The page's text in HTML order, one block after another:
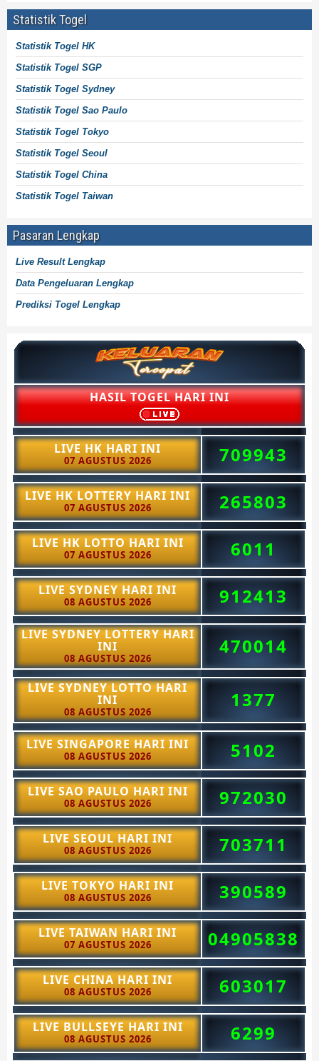
Statistik Togel
Statistik Togel HK
Statistik Togel SGP
Statistik Togel Sydney
Statistik Togel Sao Paulo
Statistik Togel Tokyo
Statistik Togel Seoul
Statistik Togel China
Statistik Togel Taiwan
Pasaran Lengkap
Live Result Lengkap
Data Pengeluaran Lengkap
Prediksi Togel Lengkap